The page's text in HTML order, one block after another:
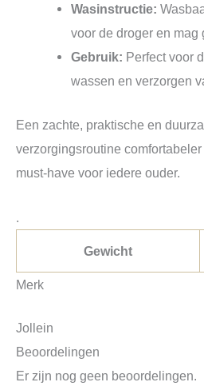
Wasinstructie:
voor de droger en mag
Gebruik: Perfect voor
wassen en verzorgen
Een zachte, praktische en
verzorgingsroutine
must-have voor iedere ouder.
.
Gewicht
Merk
Jollein
Beoordelingen
Er zijn nog geen beoordelingen.